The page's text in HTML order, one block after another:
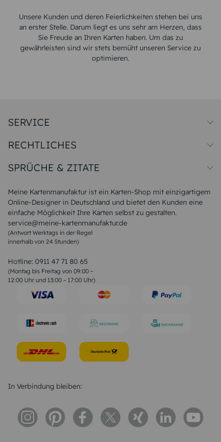
Unsere Kunden und deren Feierlichkeiten stehen bei uns
an erster Stelle. Darum liegt es uns sehr am Herzen, dass
Sie Freude an Ihren Karten haben. Um das zu
gewährleisten sind wir stets bemüht unseren Service zu
optimieren.
Meine Kartenmanufaktur ist ein Karten-Shop mit einzigartigem
Online-Designer in Deutschland und bietet den Kunden eine
einfache Möglichkeit Ihre Karten selbst zu gestalten.
service@meine-kartenmanufaktur.de
(Antwort Werktags in der Regel
innerhalb von 24 Stunden)
Hotline: 0911 47 71 80 65
(Montag bis Freitag von 09:00 –
12:00 Uhr und 13:00 – 17:00 Uhr)
SERVICE
Papiersorten
Unsere Produktion
Magazin
FAQ
RECHTLICHES
Widerrufsbelehrung
SPRÜCHE & ZITATE
Liebeskummer Sprüche
Sommer Sprüche
Muttertagssprüche
Sprüche zur Hochzeit
Sprüche zur Konfirmation & Kommunion
Weihnachtsgedichte
Liebessprüche
Geburtstagssprüche
Trauersprüche
Konfirmation Glückwünsche
In Verbindung bleiben: